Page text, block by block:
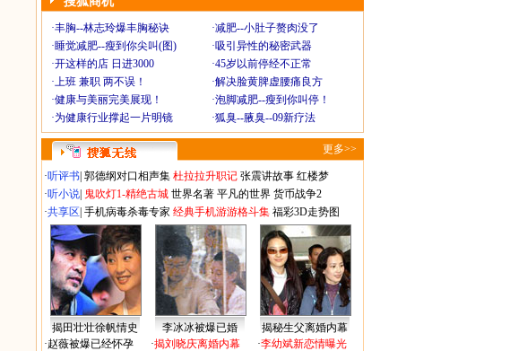
·丰胸--林志玲爆丰胸秘诀 ·减肥--小肚子赘肉没了
·睡觉减肥--瘦到你尖叫(图) ·吸引异性的秘密武器
·开这样的店 日进3000 ·45岁以前停经不正常
·上班 兼职 两不误！ ·解决脸黄脾虚腰痛良方
·健康与美丽完美展现！ ·泡脚减肥--瘦到你叫停！
·为健康行业撑起一片明镜 ·狐臭--腋臭--09新疗法
更多>>
·听评书 郭德纲对口相声集 杜拉拉升职记 张震讲故事 红楼梦
·听小说 鬼吹灯1-精绝古城 世界名著 平凡的世界 货币战争2
·共享区 手机病毒杀毒专家 经典手机游游格斗集 福彩3D走势图
揭田壮壮徐帆情史 李冰冰被爆已婚
揭秘生父离婚内幕
·赵薇被爆已经怀孕
·揭刘晓庆离婚内幕
·李幼斌新恋情曝光